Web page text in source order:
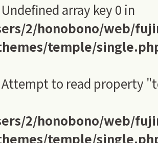
array key 0 in
2/honobono/web/
temple/
Attempt to read property
2/honobono/web/
temple/